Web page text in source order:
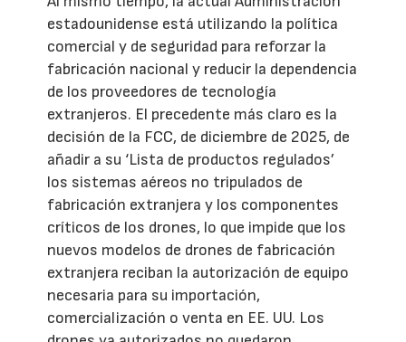
estadounidense está utilizando la política
comercial y de seguridad para reforzar la
fabricación nacional y reducir la dependencia
de los proveedores de tecnología
extranjeros. El precedente más claro es la
decisión de la FCC, de diciembre de 2025, de
añadir a su ‘Lista de productos regulados’
los sistemas aéreos no tripulados de
fabricación extranjera y los componentes
críticos de los drones, lo que impide que los
nuevos modelos de drones de fabricación
extranjera reciban la autorización de equipo
necesaria para su importación,
comercialización o venta en EE. UU. Los